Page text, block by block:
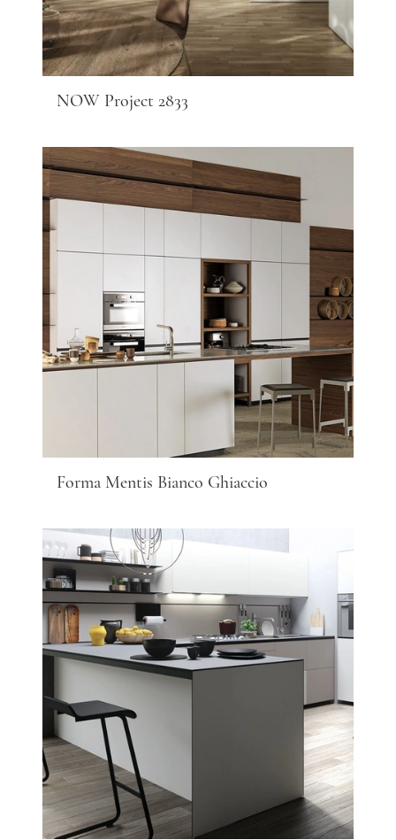
NOW Project 2833
Forma Mentis Bianco Ghiaccio